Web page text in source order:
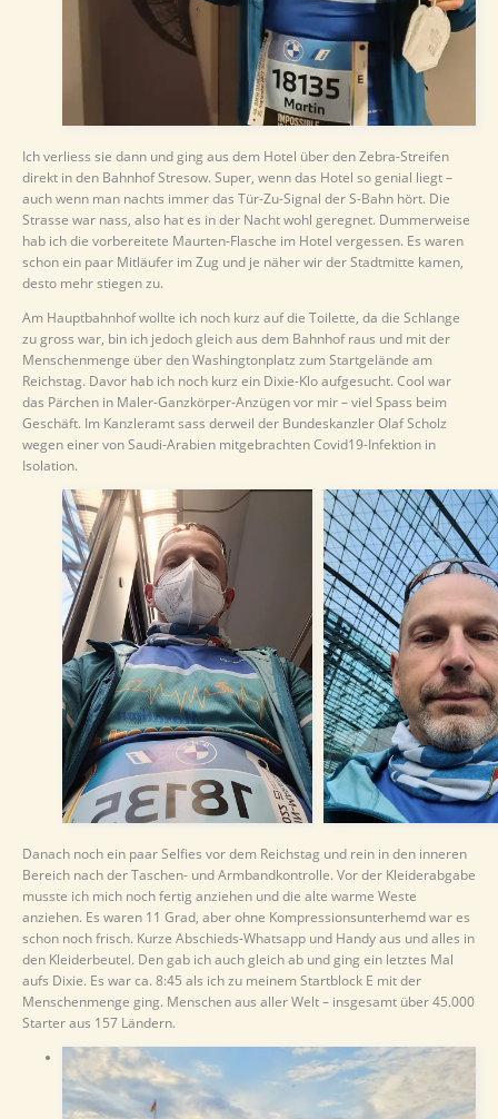
Ich verliess sie dann und ging aus dem Hotel über den Zebra-Streifen
direkt in den Bahnhof Stresow. Super, wenn das Hotel so genial liegt –
auch wenn man nachts immer das Tür-Zu-Signal der S-Bahn hört. Die
Strasse war nass, also hat es in der Nacht wohl geregnet. Dummerweise
hab ich die vorbereitete Maurten-Flasche im Hotel vergessen. Es waren
schon ein paar Mitläufer im Zug und je näher wir der Stadtmitte kamen,
desto mehr stiegen zu.
Am Hauptbahnhof wollte ich noch kurz auf die Toilette, da die Schlange
zu gross war, bin ich jedoch gleich aus dem Bahnhof raus und mit der
Menschenmenge über den Washingtonplatz zum Startgelände am
Reichstag. Davor hab ich noch kurz ein Dixie-Klo aufgesucht. Cool war
das Pärchen in Maler-Ganzkörper-Anzügen vor mir – viel Spass beim
Geschäft. Im Kanzleramt sass derweil der Bundeskanzler Olaf Scholz
wegen einer von Saudi-Arabien mitgebrachten Covid19-Infektion in
Isolation.
Danach noch ein paar Selfies vor dem Reichstag und rein in den inneren
Bereich nach der Taschen- und Armbandkontrolle. Vor der Kleiderabgabe
musste ich mich noch fertig anziehen und die alte warme Weste
anziehen. Es waren 11 Grad, aber ohne Kompressionsunterhemd war es
schon noch frisch. Kurze Abschieds-Whatsapp und Handy aus und alles in
den Kleiderbeutel. Den gab ich auch gleich ab und ging ein letztes Mal
aufs Dixie. Es war ca. 8:45 als ich zu meinem Startblock E mit der
Menschenmenge ging. Menschen aus aller Welt – insgesamt über 45.000
Starter aus 157 Ländern.